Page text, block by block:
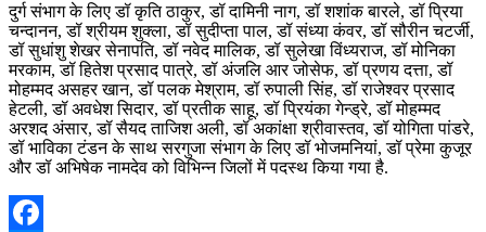
दुर्ग संभाग के लिए डॉ कृति ठाकुर, डॉ दामिनी नाग, डॉ शशांक बारले, डॉ प्रिया
चन्दानन, डॉ श्रीयम शुक्ला, डॉ सुदीप्ता पाल, डॉ संध्या कंवर, डॉ सौरीन चटर्जी,
डॉ सुधांशु शेखर सेनापति, डॉ नवेद मालिक, डॉ सुलेखा विंध्यराज, डॉ मोनिका
मरकाम, डॉ हितेश प्रसाद पात्रे, डॉ अंजलि आर जोसेफ, डॉ प्रणय दत्ता, डॉ
मोहम्मद असहर खान, डॉ पलक मेश्राम, डॉ रुपाली सिंह, डॉ राजेश्वर प्रसाद
हेटली, डॉ अवधेश सिदार, डॉ प्रतीक साहू, डॉ प्रियंका गेन्ड्रे, डॉ मोहम्मद
अरशद अंसार, डॉ सैयद ताजिश अली, डॉ अकांक्षा श्रीवास्तव, डॉ योगिता पांडरे,
डॉ भाविका टंडन के साथ सरगुजा संभाग के लिए डॉ भोजमनियां, डॉ प्रेमा कुजूर
और डॉ अभिषेक नामदेव को विभिन्न जिलों में पदस्थ किया गया है.